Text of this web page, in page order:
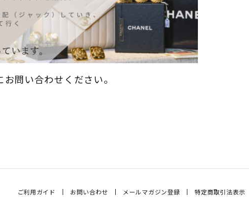
問い合わせください。
ご利用ガイド お問い合わせ メールマガジン登録 特定商取引法表示